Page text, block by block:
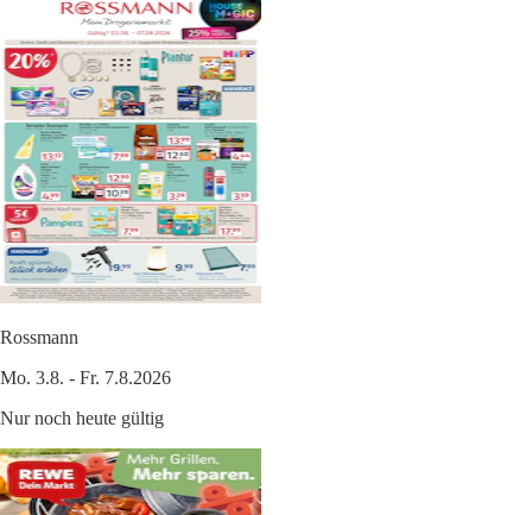
Rossmann
Mo. 3.8. - Fr. 7.8.2026
Nur noch heute gültig